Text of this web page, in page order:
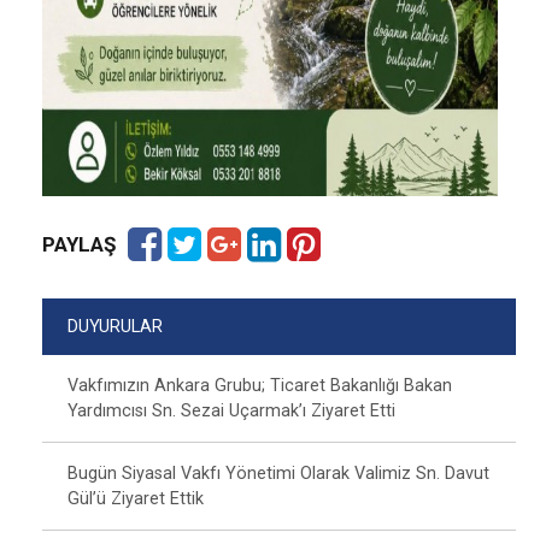
PAYLAŞ
DUYURULAR
Vakfımızın Ankara Grubu; Ticaret Bakanlığı Bakan
Yardımcısı Sn. Sezai Uçarmak’ı Ziyaret Etti
Bugün Siyasal Vakfı Yönetimi Olarak Valimiz Sn. Davut
Gül’ü Ziyaret Ettik